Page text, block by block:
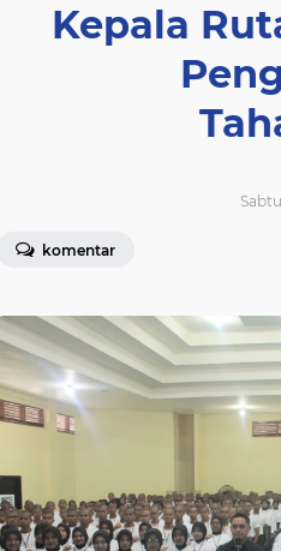
Kepala
komentar